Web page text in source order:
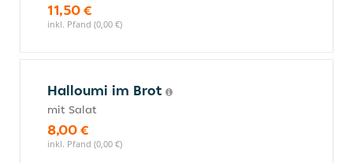
11,50 €
inkl. Pfand (0,00 €)
Halloumi im Brot
mit Salat
8,00 €
inkl. Pfand (0,00 €)